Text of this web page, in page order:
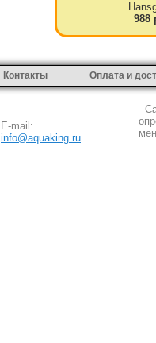
988
Контакты Оплата и
E-mail:
info@aquaking.ru